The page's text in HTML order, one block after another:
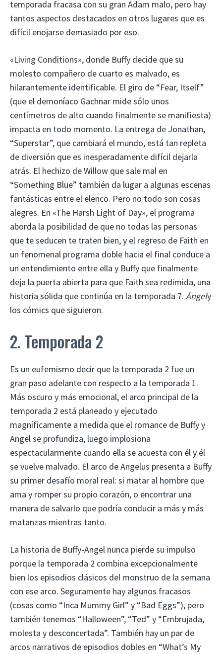
temporada fracasa con su gran Adam malo, pero hay
tantos aspectos destacados en otros lugares que es
difícil enojarse demasiado por eso.
«Living Conditions», donde Buffy decide que su
molesto compañero de cuarto es malvado, es
hilarantemente identificable. El giro de “Fear, Itself”
(que el demoníaco Gachnar mide sólo unos
centímetros de alto cuando finalmente se manifiesta)
impacta en todo momento. La entrega de Jonathan,
“Superstar”, que cambiará el mundo, está tan repleta
de diversión que es inesperadamente difícil dejarla
atrás. El hechizo de Willow que sale mal en
“Something Blue” también da lugar a algunas escenas
fantásticas entre el elenco. Pero no todo son cosas
alegres. En «The Harsh Light of Day», el programa
aborda la posibilidad de que no todas las personas
que te seducen te traten bien, y el regreso de Faith en
un fenomenal programa doble hacia el final conduce a
un entendimiento entre ella y Buffy que finalmente
deja la puerta abierta para que Faith sea redimida, una
historia sólida que continúa en la temporada 7. Ángely
los cómics que siguieron.
2. Temporada 2
Es un eufemismo decir que la temporada 2 fue un
gran paso adelante con respecto a la temporada 1.
Más oscuro y más emocional, el arco principal de la
temporada 2 está planeado y ejecutado
magníficamente a medida que el romance de Buffy y
Angel se profundiza, luego implosiona
espectacularmente cuando ella se acuesta con él y él
se vuelve malvado. El arco de Angelus presenta a Buffy
su primer desafío moral real: si matar al hombre que
ama y romper su propio corazón, o encontrar una
manera de salvarlo que podría conducir a más y más
matanzas mientras tanto.
La historia de Buffy-Angel nunca pierde su impulso
porque la temporada 2 combina excepcionalmente
bien los episodios clásicos del monstruo de la semana
con ese arco. Seguramente hay algunos fracasos
(cosas como “Inca Mummy Girl” y “Bad Eggs”), pero
también tenemos “Halloween”, “Ted” y “Embrujada,
molesta y desconcertada”. También hay un par de
arcos narrativos de episodios dobles en “What’s My